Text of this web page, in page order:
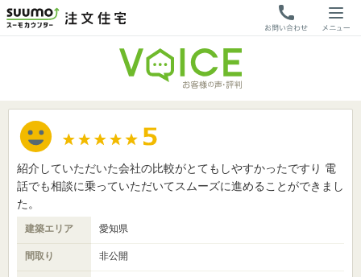
紹介していただいた会社の比較がとてもしやすかったですり 電
話でも相談に乗っていただいてスムーズに進めることができまし
た。
建築エリア 愛知県
間取り 非公開